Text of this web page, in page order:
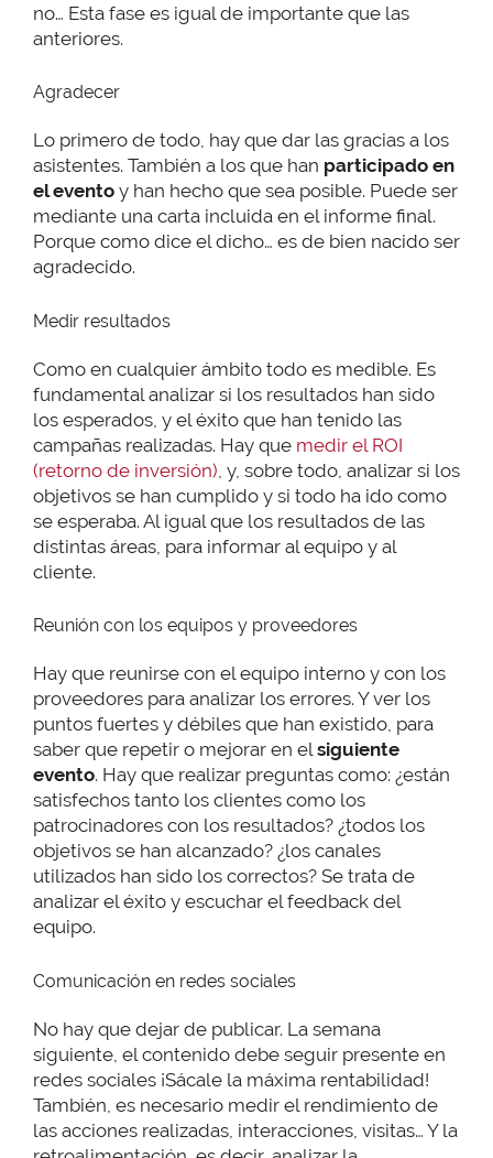
no… Esta fase es igual de importante que las
anteriores.
Agradecer
Lo primero de todo, hay que dar las gracias a los
asistentes. También a los que han participado en
el evento y han hecho que sea posible. Puede ser
mediante una carta incluida en el informe final.
Porque como dice el dicho… es de bien nacido ser
agradecido.
Medir resultados
Como en cualquier ámbito todo es medible. Es
fundamental analizar si los resultados han sido
los esperados, y el éxito que han tenido las
campañas realizadas. Hay que medir el ROI
(retorno de inversión) , y, sobre todo, analizar si los
objetivos se han cumplido y si todo ha ido como
se esperaba. Al igual que los resultados de las
distintas áreas, para informar al equipo y al
cliente.
Reunión con los equipos y proveedores
Hay que reunirse con el equipo interno y con los
proveedores para analizar los errores. Y ver los
puntos fuertes y débiles que han existido, para
saber que repetir o mejorar en elsiguiente
evento. Hay que realizar preguntas como: ¿están
satisfechos tanto los clientes como los
patrocinadores con los resultados? ¿todos los
objetivos se han alcanzado? ¿los canales
utilizados han sido los correctos? Se trata de
analizar el éxito y escuchar el feedback del
equipo.
Comunicación en redes sociales
No hay que dejar de publicar. La semana
siguiente, el contenido debe seguir presente en
redes sociales ¡Sácale la máxima rentabilidad!
También, es necesario medir el rendimiento de
las acciones realizadas, interacciones, visitas… Y la